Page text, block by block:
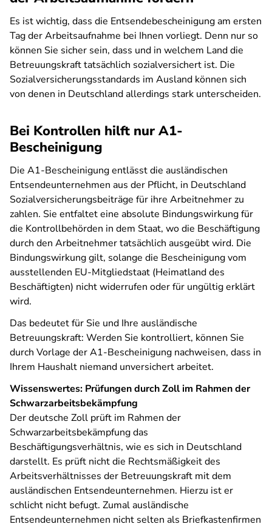
Es ist wichtig, dass die Entsendebescheinigung am ersten
Tag der Arbeitsaufnahme bei Ihnen vorliegt. Denn nur so
können Sie sicher sein, dass und in welchem Land die
Betreuungskraft tatsächlich sozialversichert ist. Die
Sozialversicherungsstandards im Ausland können sich
von denen in Deutschland allerdings stark unterscheiden.
Bei Kontrollen hilft nur A1-
Bescheinigung
Die A1-Bescheinigung entlässt die ausländischen
Entsendeunternehmen aus der Pflicht, in Deutschland
Sozialversicherungsbeiträge für ihre Arbeitnehmer zu
zahlen. Sie entfaltet eine absolute Bindungswirkung für
die Kontrollbehörden in dem Staat, wo die Beschäftigung
durch den Arbeitnehmer tatsächlich ausgeübt wird. Die
Bindungswirkung gilt, solange die Bescheinigung vom
ausstellenden EU-Mitgliedstaat (Heimatland des
Beschäftigten) nicht widerrufen oder für ungültig erklärt
wird.
Das bedeutet für Sie und Ihre ausländische
Betreuungskraft: Werden Sie kontrolliert, können Sie
durch Vorlage der A1-Bescheinigung nachweisen, dass in
Ihrem Haushalt niemand unversichert arbeitet.
Wissenswertes: Prüfungen durch Zoll im Rahmen der
Schwarzarbeitsbekämpfung
Der deutsche Zoll prüft im Rahmen der
Schwarzarbeitsbekämpfung das
Beschäftigungsverhältnis, wie es sich in Deutschland
darstellt. Es prüft nicht die Rechtsmäßigkeit des
Arbeitsverhältnisses der Betreuungskraft mit dem
ausländischen Entsendeunternehmen. Hierzu ist er
schlicht nicht befugt. Zumal ausländische
Entsendeunternehmen nicht selten als Briefkastenfirmen